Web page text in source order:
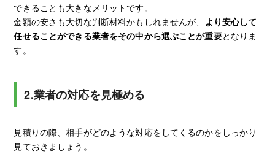
できることも大きなメリットです。
金額の安さも大切な判断材料かもしれませんが、
より安心して
任せることができる業者をその中から選ぶことが重要となりま
す。
2.業者の対応を見極める
見積りの際、相手がどのような対応をしてくるのかをしっかり
見ておきましょう。